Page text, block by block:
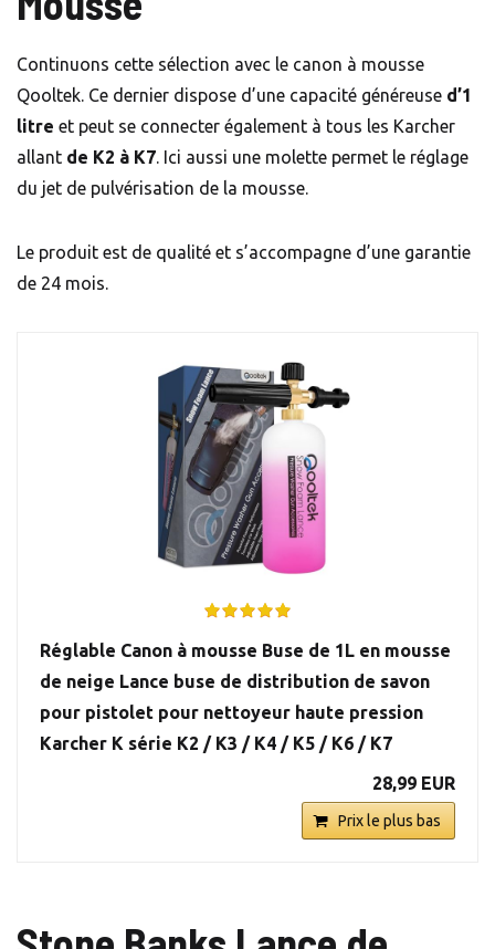
Continuons cette sélection avec le canon à mousse
Qooltek. Ce dernier dispose d’une capacité généreuse d’1
litre et peut se connecter également à tous les Karcher
allant de K2 à K7. Ici aussi une molette permet le réglage
du jet de pulvérisation de la mousse.
Le produit est de qualité et s’accompagne d’une garantie
de 24 mois.
Réglable Canon à mousse Buse de 1L en mousse
de neige Lance buse de distribution de savon
pour pistolet pour nettoyeur haute pression
Karcher K série K2 / K3 / K4 / K5 / K6 / K7
28,99 EUR
Prix le plus bas